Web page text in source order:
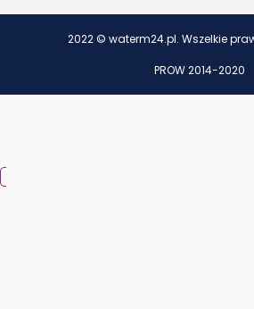
2022 © waterm24.pl. Wszelkie
PROW 2014-2020